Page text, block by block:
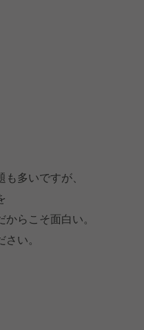
多いですが、
らこそ面白い。
い。